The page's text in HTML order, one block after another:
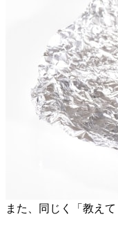
また、同じく「教え